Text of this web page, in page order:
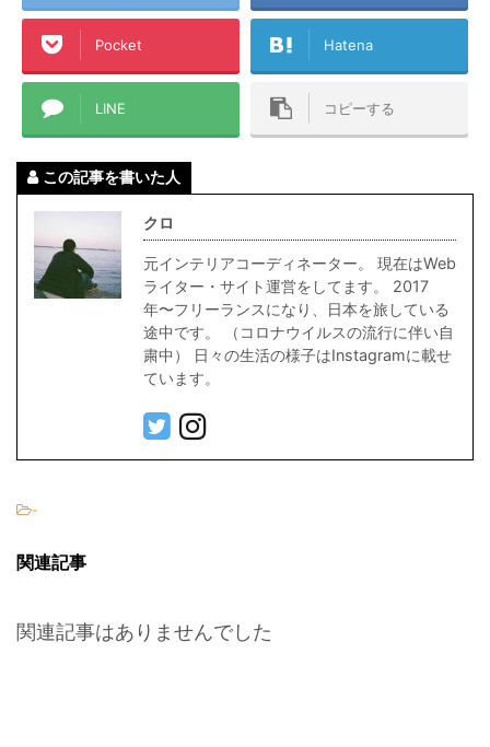
Pocket Hatena
LINE コピーする
この記事を書いた人
クロ
元インテリアコーディネーター。 現在はWeb
ライター・サイト運営をしてます。 2017
年〜フリーランスになり、日本を旅している
途中です。 （コロナウイルスの流行に伴い自
粛中） 日々の生活の様子はInstagramに載せ
ています。
-
関連記事
関連記事はありませんでした